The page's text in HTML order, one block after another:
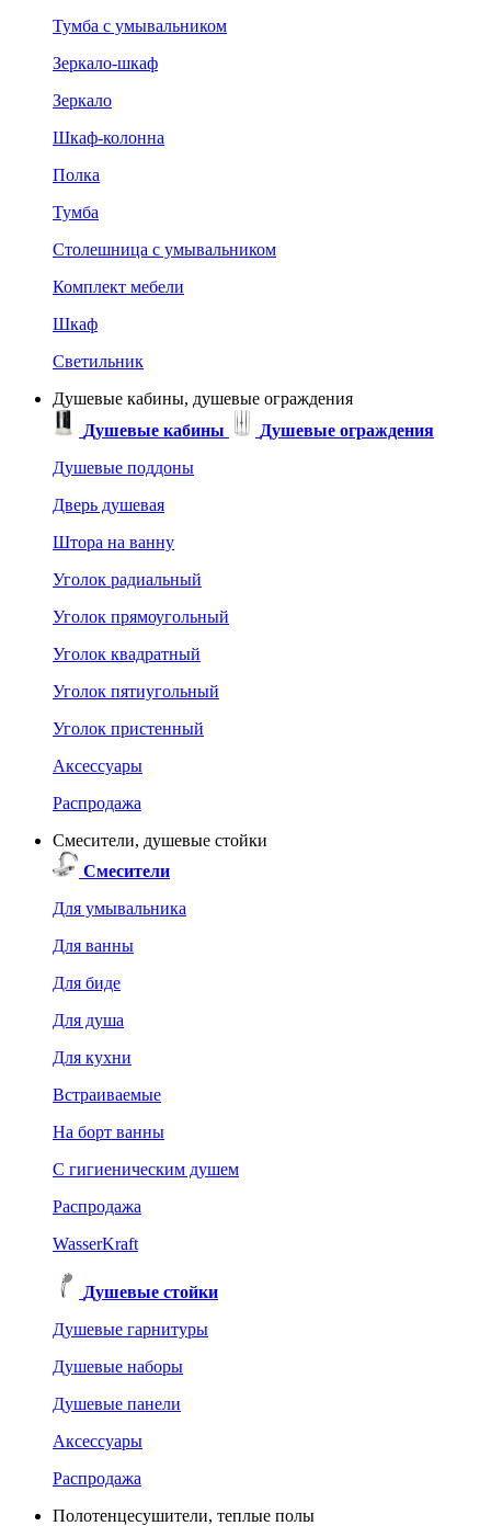
Тумба с умывальником
Зеркало-шкаф
Зеркало
Шкаф-колонна
Полка
Тумба
Столешница с умывальником
Комплект мебели
Шкаф
Светильник
Душевые кабины, душевые ограждения
Душевые кабины
Душевые ограждения
Душевые поддоны
Дверь душевая
Штора на ванну
Уголок радиальный
Уголок прямоугольный
Уголок квадратный
Уголок пятиугольный
Уголок пристенный
Аксессуары
Распродажа
Смесители, душевые стойки
Смесители
Для умывальника
Для ванны
Для биде
Для душа
Для кухни
Встраиваемые
На борт ванны
C гигиеническим душем
Распродажа
WasserKraft
Душевые стойки
Душевые гарнитуры
Душевые наборы
Душевые панели
Аксессуары
Распродажа
Полотенцесушители, теплые полы